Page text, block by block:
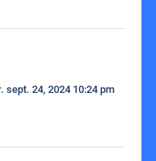
sept. 24, 2024 10:24 pm